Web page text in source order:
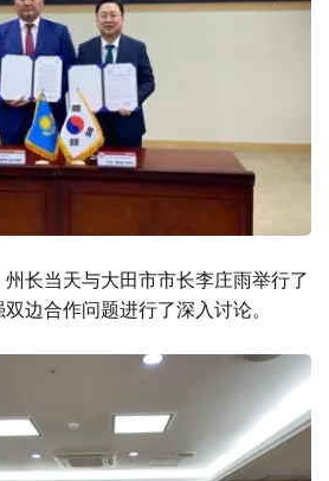
长当天与大田市市长李庄雨举行了
边合作问题进行了深入讨论。